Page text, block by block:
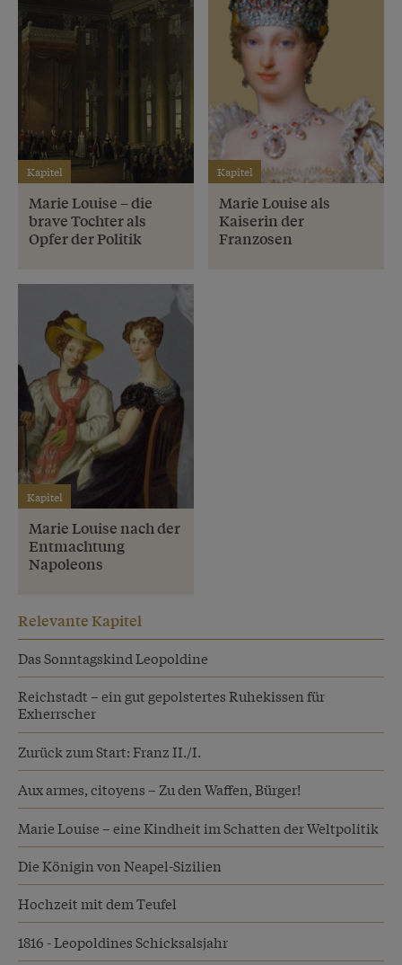
Kapitel
Marie Louise – die
brave Tochter als
Opfer der Politik
Kapitel
Marie Louise als
Kaiserin der
Franzosen
Kapitel
Marie Louise nach der
Entmachtung
Napoleons
Relevante Kapitel
Das Sonntagskind Leopoldine
Reichstadt – ein gut gepolstertes Ruhekissen für
Exherrscher
Zurück zum Start: Franz II./I.
Aux armes, citoyens – Zu den Waffen, Bürger!
Marie Louise – eine Kindheit im Schatten der Weltpolitik
Die Königin von Neapel-Sizilien
Hochzeit mit dem Teufel
1816 - Leopoldines Schicksalsjahr